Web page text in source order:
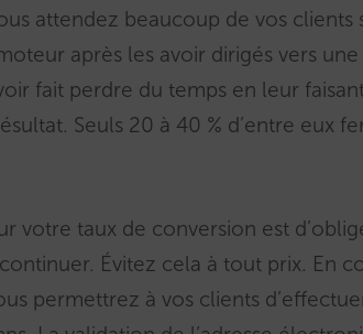
attendez beaucoup de vos clients
après les avoir dirigés vers une
fait perdre du temps en leur
Seuls 20 à 40 % d’entre eux
votre taux de conversion est
Évitez cela à tout prix. En
permettrez à vos clients